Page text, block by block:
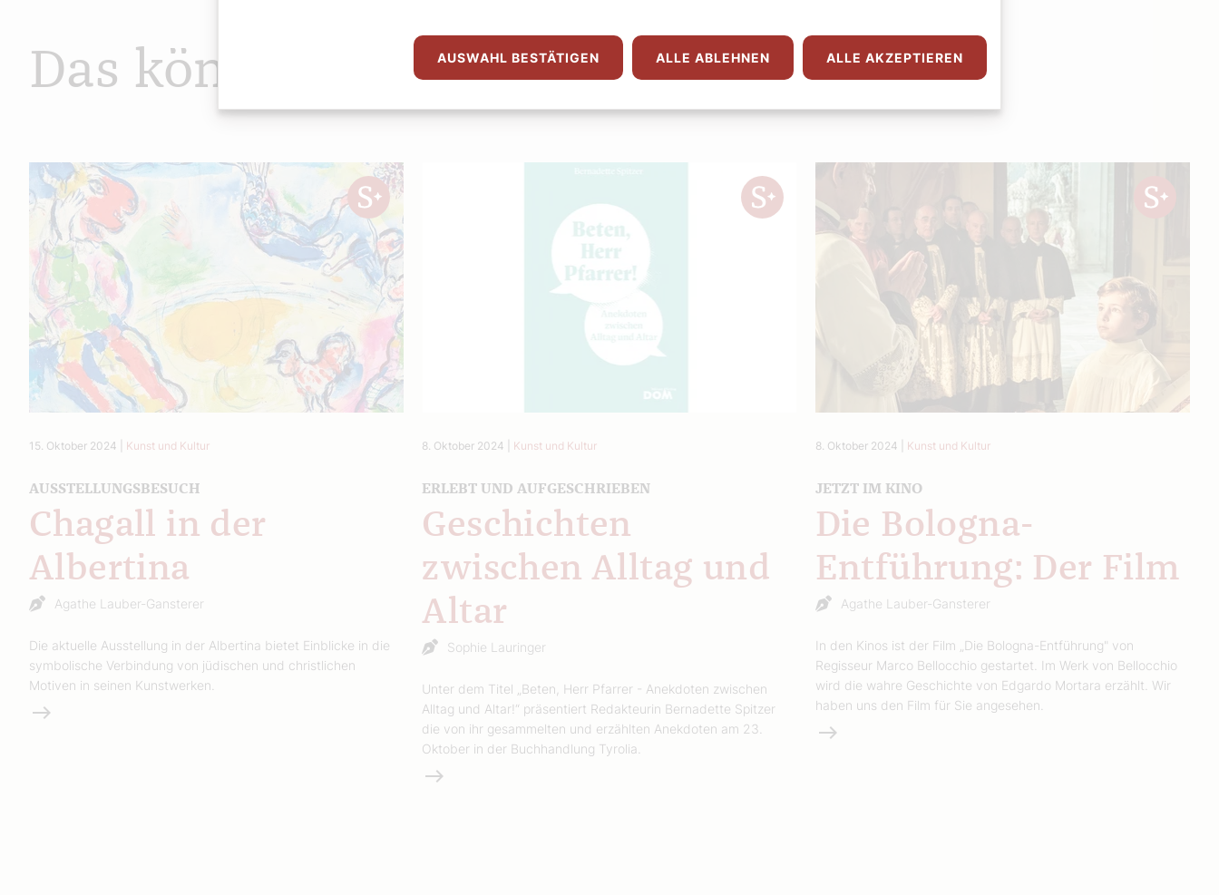
Das könnte Sie auch interessieren
15. Oktober 2024 Kunst und Kultur
AUSSTELLUNGSBESUCH
Chagall in der
Albertina
Agathe Lauber-Gansterer
Die aktuelle Ausstellung in der Albertina bietet Einblicke in die
symbolische Verbindung von jüdischen und christlichen
Motiven in seinen Kunstwerken.
Weiterlesen
8. Oktober 2024 Kunst und Kultur
ERLEBT UND AUFGESCHRIEBEN
Geschichten
zwischen Alltag und
Altar
Sophie Lauringer
Unter dem Titel „Beten, Herr Pfarrer - Anekdoten zwischen
Alltag und Altar!“ präsentiert Redakteurin Bernadette Spitzer
die von ihr gesammelten und erzählten Anekdoten am 23.
Oktober in der Buchhandlung Tyrolia.
Weiterlesen
8. Oktober 2024 Kunst und Kultur
JETZT IM KINO
Die Bologna-
Entführung: Der Film
Agathe Lauber-Gansterer
In den Kinos ist der Film „Die Bologna-Entführung" von
Regisseur Marco Bellocchio gestartet. Im Werk von Bellocchio
wird die wahre Geschichte von Edgardo Mortara erzählt. Wir
haben uns den Film für Sie angesehen.
Weiterlesen
AUSWAHL BESTÄTIGEN ALLE ABLEHNEN ALLE AKZEPTIEREN